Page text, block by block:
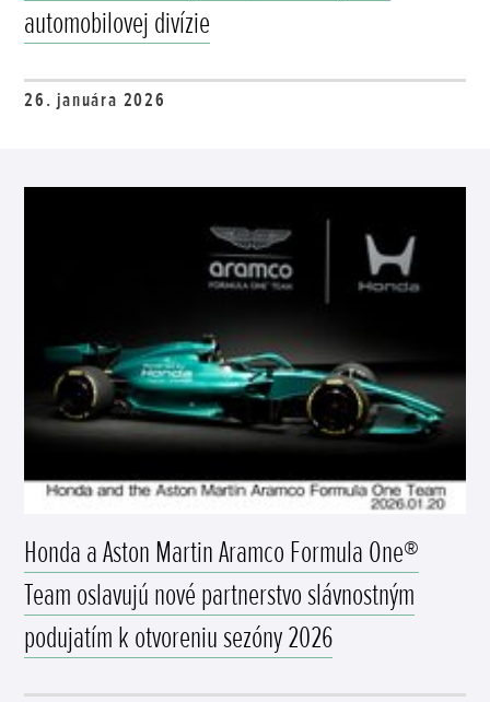
automobilovej divízie
26. januára 2026
Honda a Aston Martin Aramco Formula One®
Team oslavujú nové partnerstvo slávnostným
podujatím k otvoreniu sezóny 2026